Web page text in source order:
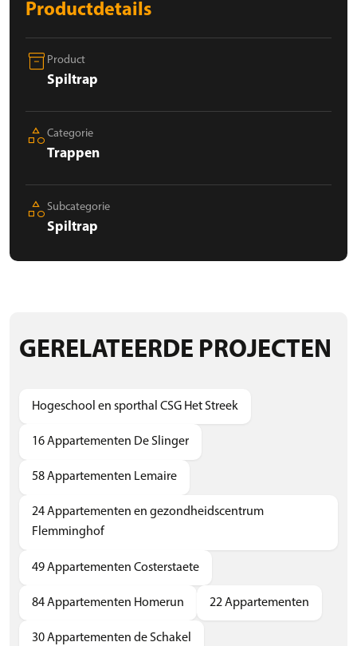
Productdetails
inventory_2 Product
Spiltrap
category Categorie
Trappen
category Subcategorie
Spiltrap
GERELATEERDE PROJECTEN
Hogeschool en sporthal CSG Het Streek
16 Appartementen De Slinger
58 Appartementen Lemaire
24 Appartementen en gezondheidscentrum
Flemminghof
49 Appartementen Costerstaete
84 Appartementen Homerun 22 Appartementen
30 Appartementen de Schakel